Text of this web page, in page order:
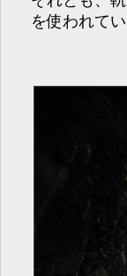
を使われて